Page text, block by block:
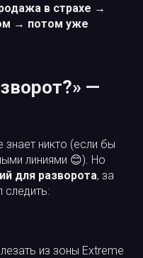
в страхе →
→ потом уже
—
знает никто (если бы
линиями 😊). Но
для разворота, за
из зоны Extreme